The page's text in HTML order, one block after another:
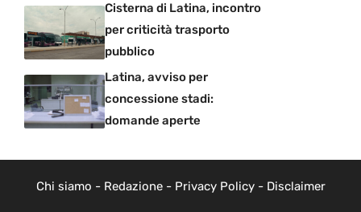
Cisterna di Latina, incontro
per criticità trasporto
pubblico
Latina, avviso per
concessione stadi:
domande aperte
Chi siamo - Redazione- Privacy Policy- Disclaimer